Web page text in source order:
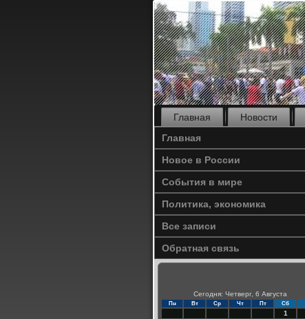
Главная Новости
Главная
Новое в России
События в мире
Политика, экономика
Все записи
Обратная связь
Сегодня: Четверг, 6 Августа
Пн Вт Ср Чт Пт Сб
1